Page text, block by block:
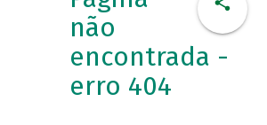
não
encontrada -
erro 404